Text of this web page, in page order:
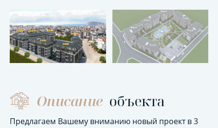
Описание объекта
Предлагаем Вашему вниманию новый проект в 3